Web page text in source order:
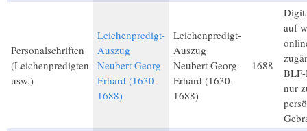
Personalschriften
(Leichenpredigten
usw.)
Leichenpredigt-
Auszug
Neubert Georg
Erhard (1630-
1688)
Leichenpredigt-
Auszug
Neubert Georg
Erhard (1630-
1688)
1688
auf
nur